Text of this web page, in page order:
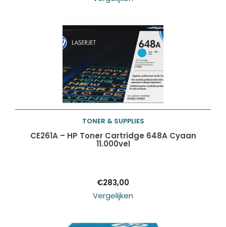
Toevoegen aan
TONER & SUPPLIES
CE261A – HP Toner Cartridge 648A Cyaan
11.000vel
€283,00
Vergelijken